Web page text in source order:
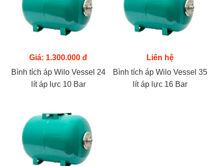
Giá: 1.300.000 đ
Bình tích áp Wilo Vessel 24
lít áp lực 10 Bar
Liên hệ
Bình tích áp Wilo Vessel 35
lít áp lực 16 Bar